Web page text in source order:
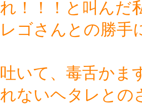
れ！！！と叫んだ
レゴさんとの勝手
吐いて、毒舌かま
れないヘタレとの